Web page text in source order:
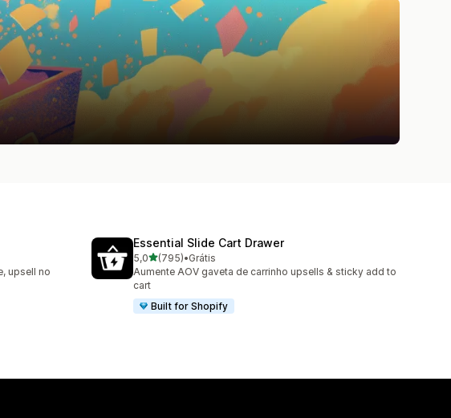
upsell no
Essential Slide Cart Drawer
5,0de 5 estrelas
(795)
795 avaliações ao todo
•Grátis
Aumente AOV gaveta de carrinho upsells & sticky add to
cart
Built for Shopify